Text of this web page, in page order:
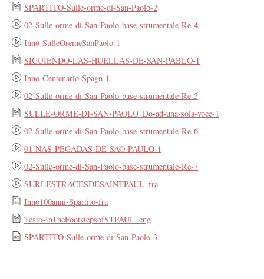
SPARTITO-Sulle-orme-di-San-Paolo-2
02-Sulle-orme-di-San-Paolo-base-strumentale-Re-4
Inno-SulleOremeSanPaolo-1
SIGUIENDO-LAS-HUELLAS-DE-SAN-PABLO-1
Inno-Centenario-Spagn-1
02-Sulle-orme-di-San-Paolo-base-strumentale-Re-5
SULLE-ORME-DI-SAN-PAOLO_Do-ad-una-sola-voce-1
02-Sulle-orme-di-San-Paolo-base-strumentale-Re-6
01-NAS-PEGADAS-DE-SAO-PAULO-1
02-Sulle-orme-di-San-Paolo-base-strumentale-Re-7
SURLESTRACESDESAINTPAUL_fra
Inno100anni-Spartito-fra
Testo-InTheFootstepsofSTPAUL_eng
SPARTITO-Sulle-orme-di-San-Paolo-3